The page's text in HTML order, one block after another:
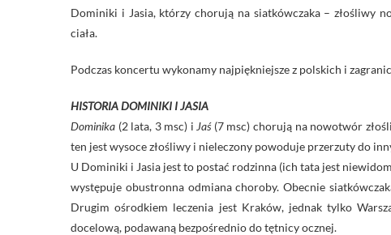
Dominiki i Jasia, którzy chorują na siatkówczaka – złośliwy
ciała.
Podczas koncertu wykonamy najpiękniejsze z polskich i
HISTORIA DOMINIKI I JASIA
Dominika (2 lata, 3 msc) i Jaś(7 msc) chorują na nowotwór
ten jest wysoce złośliwy i nieleczony powoduje przerzuty do
U Dominiki i Jasia jest to postać rodzinna (ich tata jest
występuje obustronna odmiana choroby. Obecnie
Drugim ośrodkiem leczenia jest Kraków, jednak tylko
docelową, podawaną bezpośrednio do tętnicy ocznej.